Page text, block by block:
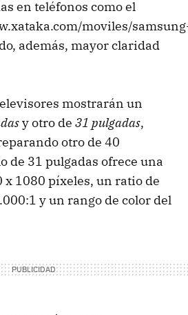
en teléfonos como el
moviles/
además, mayor claridad
mostrarán un
y otro de 31 pulgadas,
otro de 40
de 31 pulgadas ofrece una
x 1080 píxeles, un ratio de
y un rango de color del